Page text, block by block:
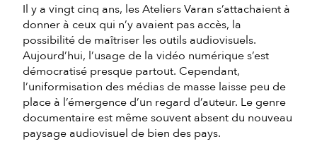
Il y a vingt cinq ans, les Ateliers Varan s’attachaient à
donner à ceux qui n’y avaient pas accès, la
possibilité de maîtriser les outils audiovisuels.
Aujourd’hui, l’usage de la vidéo numérique s’est
démocratisé presque partout. Cependant,
l’uniformisation des médias de masse laisse peu de
place à l’émergence d’un regard d’auteur. Le genre
documentaire est même souvent absent du nouveau
paysage audiovisuel de bien des pays.